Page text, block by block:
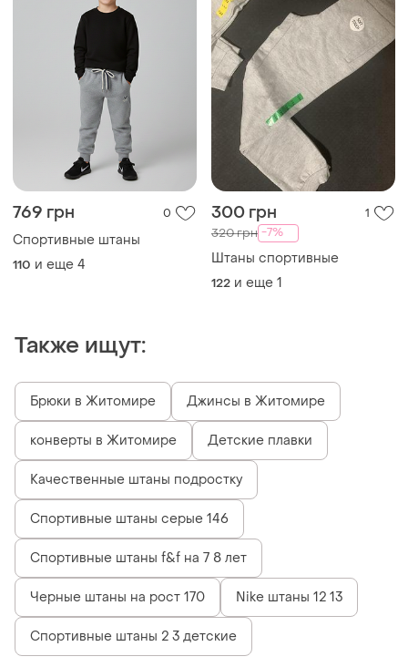
769 грн 0
Спортивные штаны
110 и еще 4
300 грн 1
320 грн -7%
Штаны спортивные
122 и еще 1
Также ищут:
Брюки в Житомире Джинсы в Житомире
конверты в Житомире Детские плавки
Качественные штаны подростку
Спортивные штаны серые 146
Спортивные штаны f&f на 7 8 лет
Черные штаны на рост 170 Nike штаны 12 13
Спортивные штаны 2 3 детские